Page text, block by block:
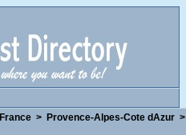
France > Provence-Alpes-Cote dAzur >